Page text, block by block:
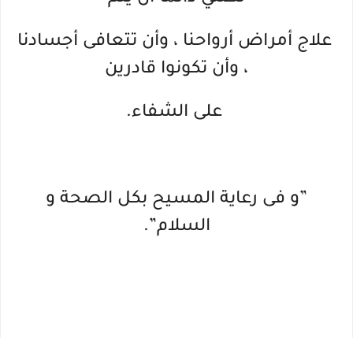
علاج أمراض أرواحنا ، وأن تتعافى أجسادنا
، وأن تكونوا قادرين
على الشفاء.
”و فى رعاية المسيح بكل الصحة و
السلام”.